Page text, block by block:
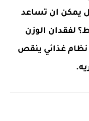
يمكن ان تساعد
لفقدان الوزن
نظام غذائي ينقص